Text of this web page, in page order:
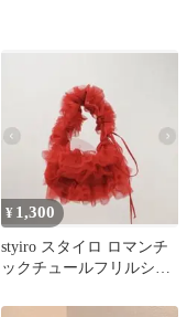
¥ 1,300
styiro スタイロ ロマンチ
ックチュールフリルショ